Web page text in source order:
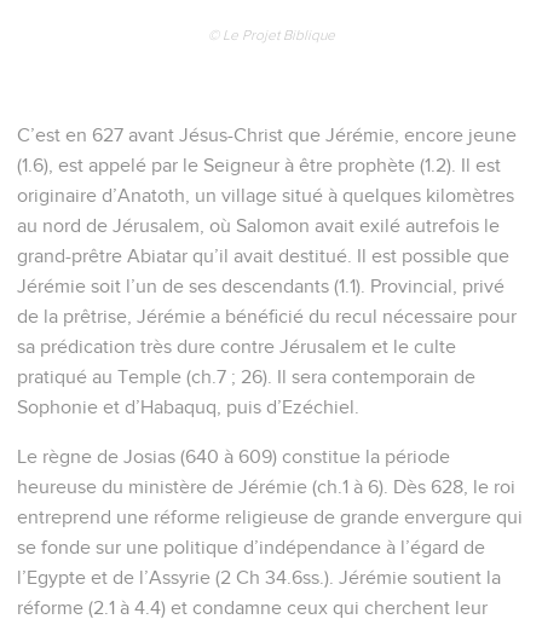
© Le Projet Biblique
C’est en 627 avant Jésus-Christ que Jérémie, encore jeune
(1.6), est appelé par le Seigneur à être prophète (1.2). Il est
originaire d’Anatoth, un village situé à quelques kilomètres
au nord de Jérusalem, où Salomon avait exilé autrefois le
grand-prêtre Abiatar qu’il avait destitué. Il est possible que
Jérémie soit l’un de ses descendants (1.1). Provincial, privé
de la prêtrise, Jérémie a bénéficié du recul nécessaire pour
sa prédication très dure contre Jérusalem et le culte
pratiqué au Temple (ch.7 ; 26). Il sera contemporain de
Sophonie et d’Habaquq, puis d’Ezéchiel.
Le règne de Josias (640 à 609) constitue la période
heureuse du ministère de Jérémie (ch.1 à 6). Dès 628, le roi
entreprend une réforme religieuse de grande envergure qui
se fonde sur une politique d’indépendance à l’égard de
l’Egypte et de l’Assyrie (2 Ch 34.6ss.). Jérémie soutient la
réforme (2.1 à 4.4) et condamne ceux qui cherchent leur